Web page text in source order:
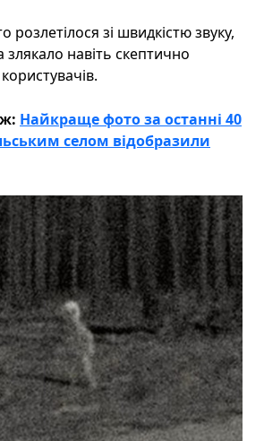
зі швидкістю звуку,
навіть скептично
Найкраще фото за останні 40
селом відобразили